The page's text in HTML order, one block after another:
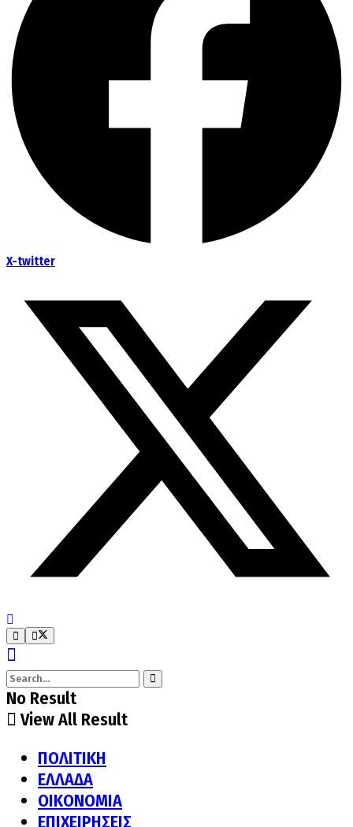
X-twitter
No Result
View All Result
ΠΟΛΙΤΙΚΗ
ΕΛΛΑΔΑ
ΟΙΚΟΝΟΜΙΑ
ΕΠΙΧΕΙΡΗΣΕΙΣ